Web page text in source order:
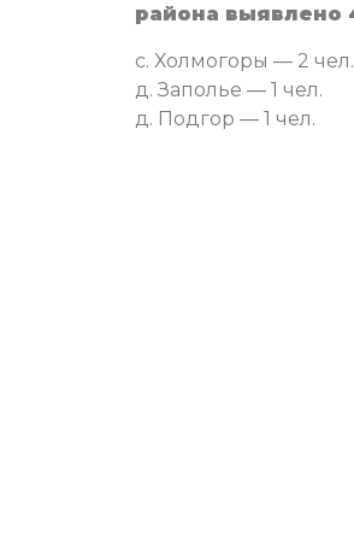
района выявлено
с. Холмогоры — 2 чел.
д. Заполье — 1 чел.
д. Подгор — 1 чел.